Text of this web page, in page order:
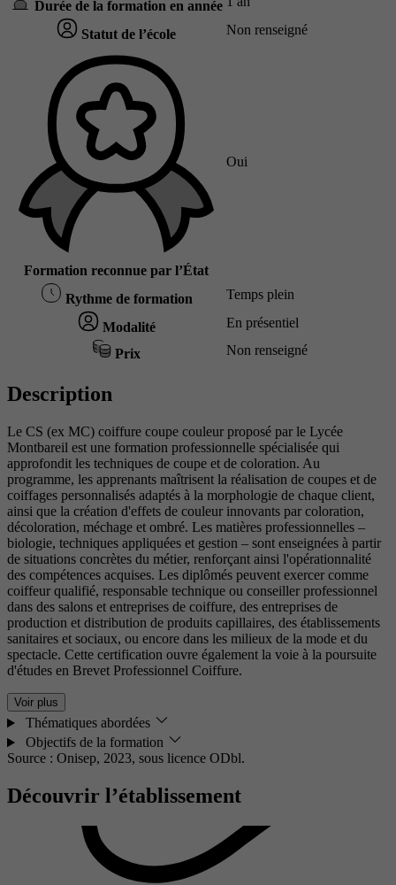
Durée de la formation en année
Statut de l’école Non renseigné
Formation reconnue par l’État
Oui
Rythme de formation Temps plein
Modalité En présentiel
Prix Non renseigné
Description
Le CS (ex MC) coiffure coupe couleur proposé par le Lycée
Montbareil est une formation professionnelle spécialisée qui
approfondit les techniques de coupe et de coloration. Au
programme, les apprenants maîtrisent la réalisation de coupes et de
coiffages personnalisés adaptés à la morphologie de chaque client,
ainsi que la création d'effets de couleur innovants par coloration,
décoloration, méchage et ombré. Les matières professionnelles –
biologie, techniques appliquées et gestion – sont enseignées à partir
de situations concrètes du métier, renforçant ainsi l'opérationnalité
des compétences acquises. Les diplômés peuvent exercer comme
coiffeur qualifié, responsable technique ou conseiller professionnel
dans des salons et entreprises de coiffure, des entreprises de
production et distribution de produits capillaires, des établissements
sanitaires et sociaux, ou encore dans les milieux de la mode et du
spectacle. Cette certification ouvre également la voie à la poursuite
d'études en Brevet Professionnel Coiffure.
Voir plus
Thématiques abordées
Objectifs de la formation
Source : Onisep, 2023, sous licence ODbl.
Découvrir l’établissement